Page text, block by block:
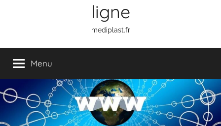
ligne
mediplast.fr
Menu